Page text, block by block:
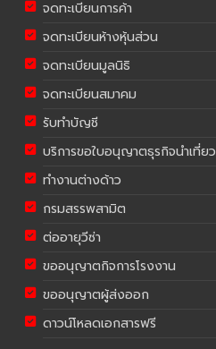
จดทะเบียนการค้า
จดทะเบียนห้างหุ้นส่วน
จดทะเบียนมูลนิธิ
จดทะเบียนสมาคม
รับทำบัญชี
บริการขอใบอนุญาตธุรกิจนำเที่ยว
ทำงานต่างด้าว
กรมสรรพสามิต
ต่ออายุวีซ่า
ขออนุญาตกิจการโรงงาน
ขออนุญาตผู้ส่งออก
ดาวน์โหลดเอกสารฟรี